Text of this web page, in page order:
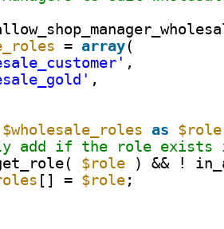
= array(
,
,
$wholesale_roles as $role
add if the role exists
$role ) && !
[] = $role;